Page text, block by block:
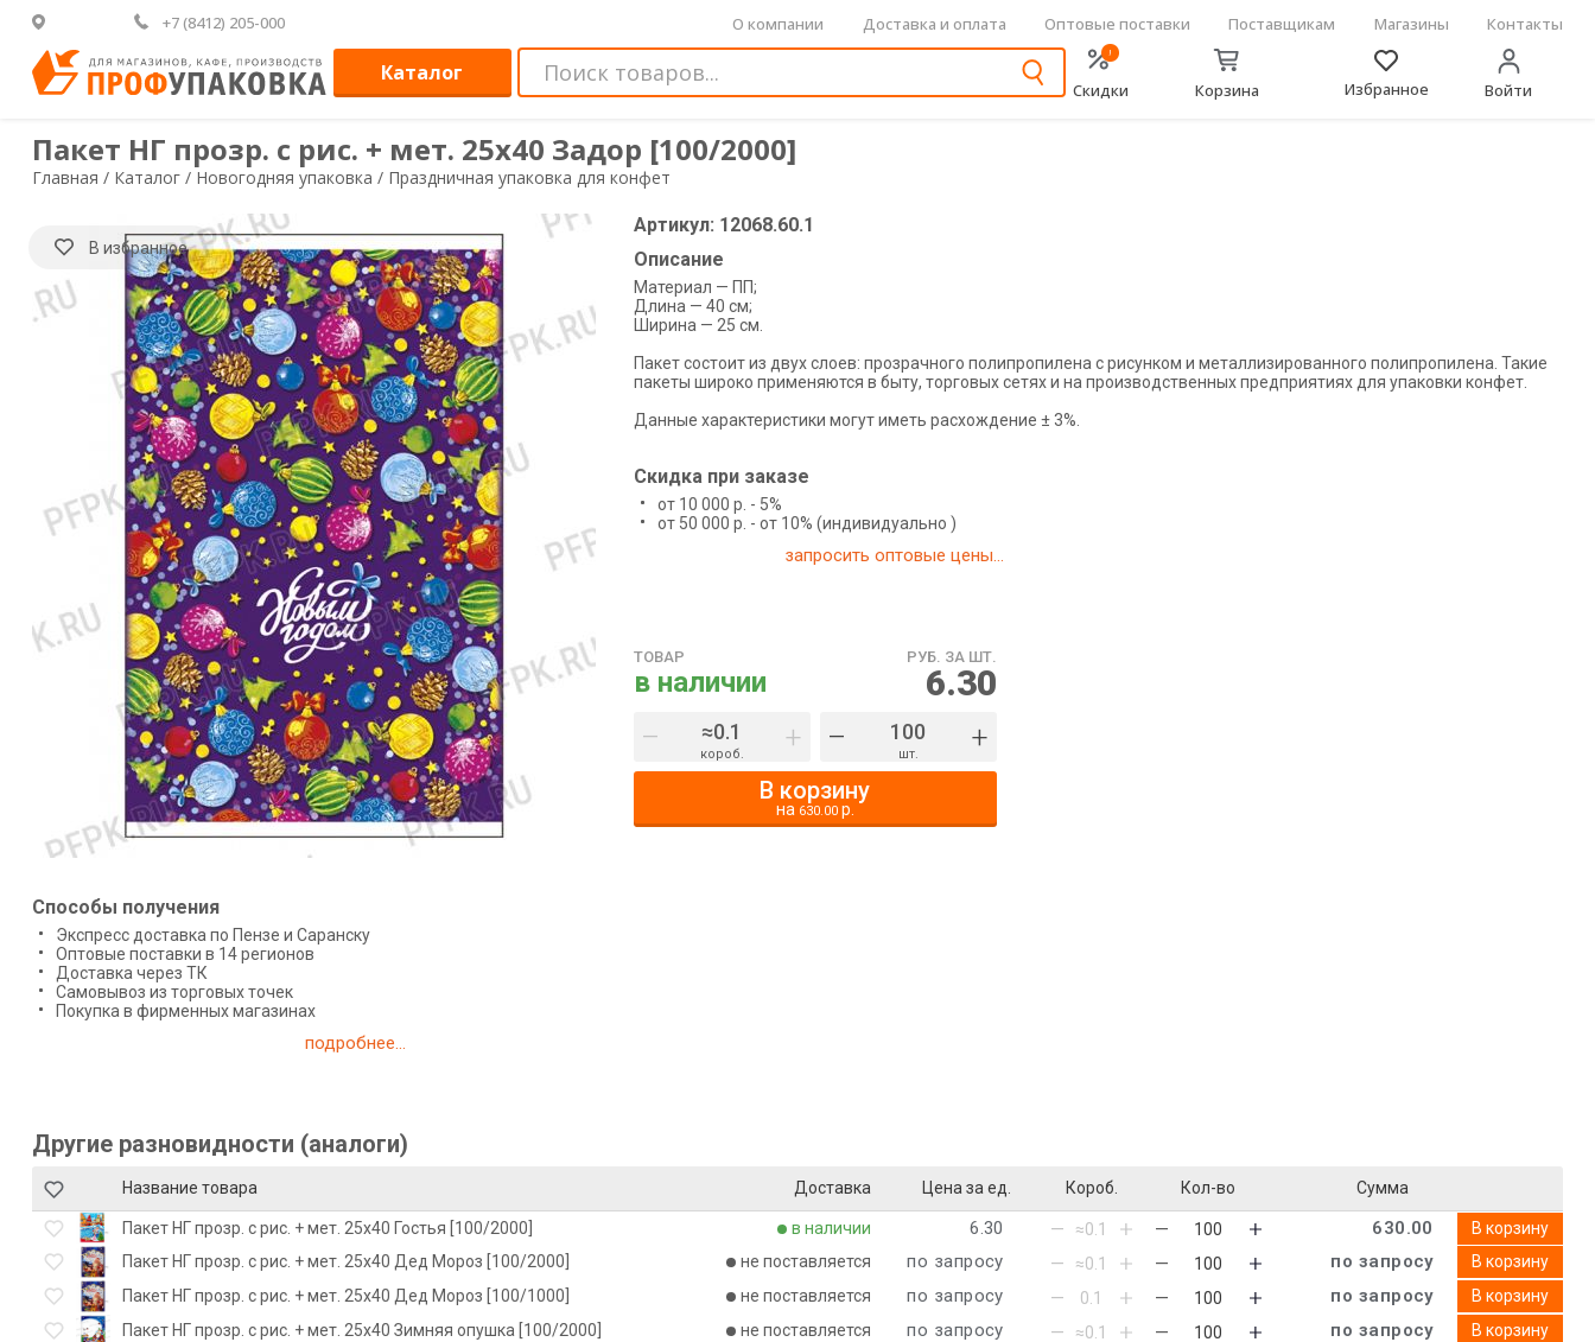
+7 (8412) 205-000 О компании Доставка и оплата Оптовые поставки Поставщикам Магазины Контакты
Каталог
!
Скидки Корзина Избранное Войти
Пакет НГ прозр. с рис. + мет. 25х40 Задор [100/2000]
Главная / Каталог / Новогодняя упаковка / Праздничная упаковка для конфет
В избранное
Артикул: 12068.60.1
Описание
Материал — ПП;
Длина — 40 см;
Ширина — 25 см.
Пакет состоит из двух слоев: прозрачного полипропилена с рисунком и металлизированного полипропилена. Такие
пакеты широко применяются в быту, торговых сетях и на производственных предприятиях для упаковки конфет.
Данные характеристики могут иметь расхождение ± 3%.
Скидка при заказе
от 10 000 р. - 5%
от 50 000 р. - от 10% (индивидуально )
запросить оптовые цены...
ТОВАР
в наличии
РУБ. ЗА ШТ.
6.30
– короб. + – шт. +
В корзину
на 630.00р.
Способы получения
Экспресс доставка по Пензе и Саранску
Оптовые поставки в 14 регионов
Доставка через ТК
Самовывоз из торговых точек
Покупка в фирменных магазинах
подробнее...
Другие разновидности (аналоги)
Название товара Доставка Цена за ед. Короб. Кол-во Сумма
Пакет НГ прозр. с рис. + мет. 25х40 Гостья [100/2000] в наличии 6.30 630.00
В корзину
Пакет НГ прозр. с рис. + мет. 25х40 Дед Мороз [100/2000]
не поставляется по запросу по запросу
В корзину
Пакет НГ прозр. с рис. + мет. 25х40 Дед Мороз [100/1000]
не поставляется по запросу по запросу
В корзину
Пакет НГ прозр. с рис. + мет. 25х40 Зимняя опушка [100/2000]
не поставляется по запросу по запросу
В корзину